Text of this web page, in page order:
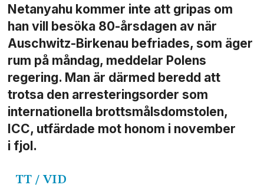
Netanyahu kommer inte att gripas om
han vill besöka 80-årsdagen av när
Auschwitz-Birkenau befriades, som äger
rum på måndag, meddelar Polens
regering. Man är därmed beredd att
trotsa den arresteringsorder som
internationella brottsmåls­domstolen,
ICC, utfärdade mot honom i november
i fjol.
TT / VID